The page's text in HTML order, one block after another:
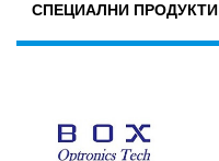
СПЕЦИАЛНИ ПРОДУКТИ